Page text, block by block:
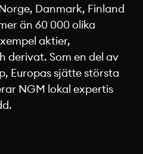
Danmark, Finland
än 60 000 olika
aktier,
derivat. Som en del av
Europas sjätte största
NGM lokal expertis